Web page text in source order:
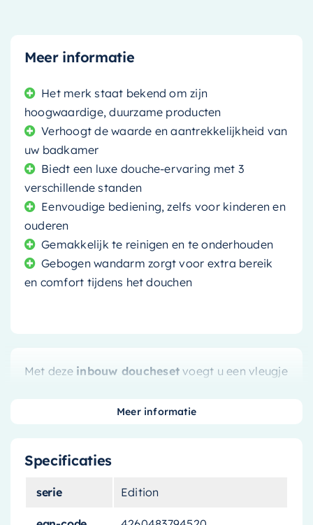
Meer informatie
Het merk staat bekend om zijn
hoogwaardige, duurzame producten
Verhoogt de waarde en aantrekkelijkheid van
uw badkamer
Biedt een luxe douche-ervaring met 3
verschillende standen
Eenvoudige bediening, zelfs voor kinderen en
ouderen
Gemakkelijk te reinigen en te onderhouden
Gebogen wandarm zorgt voor extra bereik
en comfort tijdens het douchen
Met deze inbouw douchesetvoegt u een vleugje
gouden afwerking en het gedetailleerde snijwerk
ervaring
Specificaties
serie Edition
Meer informatie